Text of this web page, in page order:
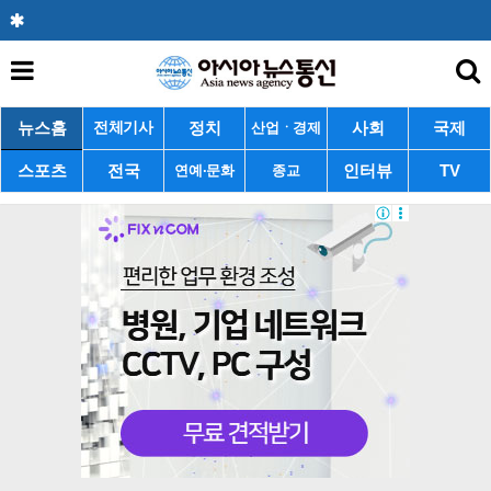
뉴스홈 전체기사 정치 산업ㆍ경제 사회 국제
스포츠 전국 연예·문화 종교 인터뷰 TV